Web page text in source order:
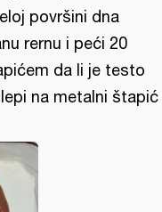
površini dna
rernu i peći 20
da li je testo
na metalni štapić